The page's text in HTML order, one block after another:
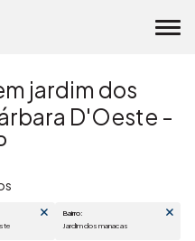
jardim dos
D'Oeste -